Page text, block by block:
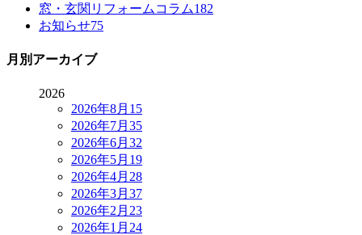
窓・玄関リフォームコラム182
お知らせ75
月別アーカイブ
2026
2026年8月 15
2026年7月 35
2026年6月 32
2026年5月 19
2026年4月 28
2026年3月 37
2026年2月 23
2026年1月 24